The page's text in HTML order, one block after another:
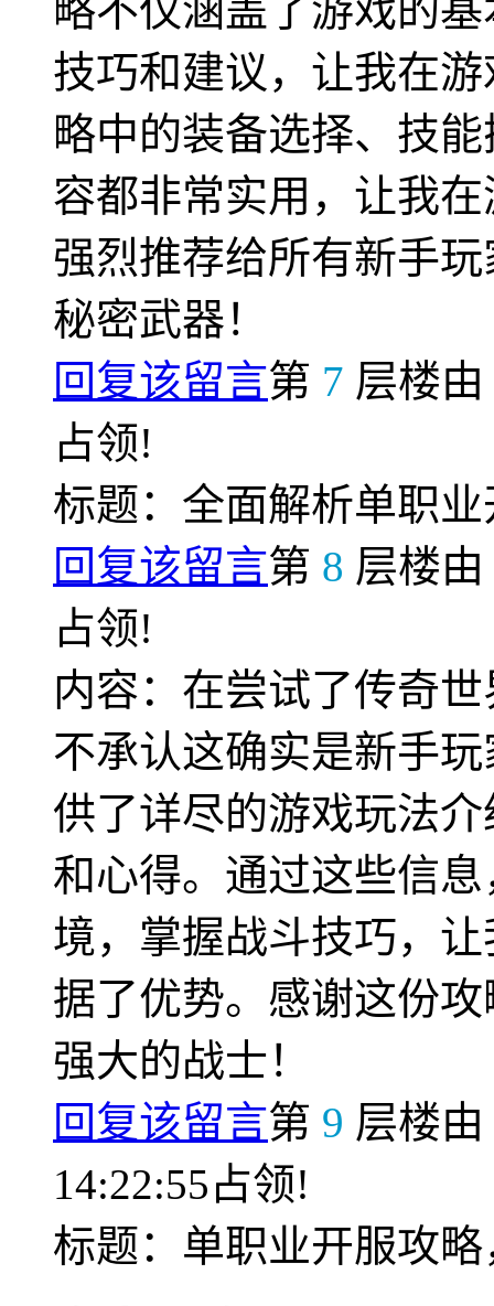
略不仅涵盖了游戏的
技巧和建议，让我在
略中的装备选择、技
容都非常实用，让我
强烈推荐给所有新手
秘密武器！
回复该留言第 7 层楼由
占领!
标题：全面解析单职
回复该留言第 8 层楼由
占领!
内容：在尝试了传奇
不承认这确实是新手
供了详尽的游戏玩法
和心得。通过这些信
境，掌握战斗技巧，
据了优势。感谢这份
强大的战士！
回复该留言第 9 层楼由
14:22:55占领!
标题：单职业开服攻